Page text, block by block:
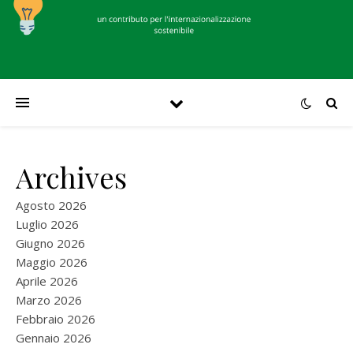
Archives
Agosto 2026
Luglio 2026
Giugno 2026
Maggio 2026
Aprile 2026
Marzo 2026
Febbraio 2026
Gennaio 2026